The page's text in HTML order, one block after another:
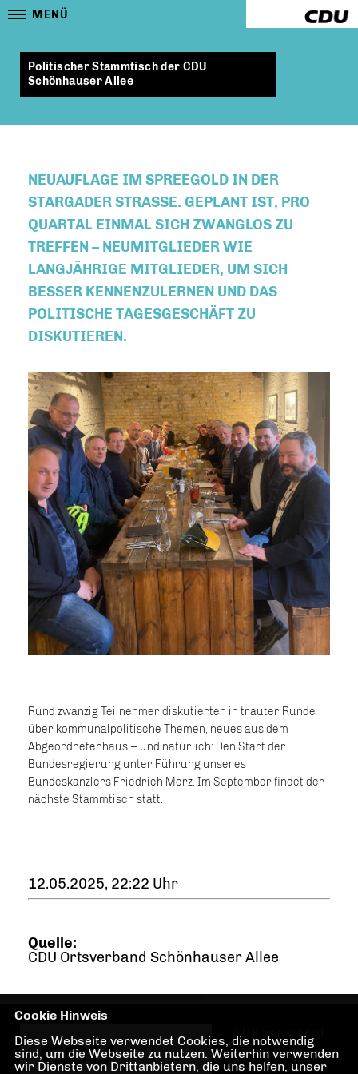
MENÜ
Politischer Stammtisch der CDU
Schönhauser Allee
NEUAUFLAGE IM SPREEGOLD IN DER
STARGADER STRASSE. GEPLANT IST, PRO Q
UARTAL EINMAL SICH ZWANGLOS ZU T
REFFEN – NEUMITGLIEDER WIE L
ANGJÄHRIGE MITGLIEDER, UM SICH B
ESSER KENNENZULERNEN UND DAS P
OLITISCHE TAGESGESCHÄFT ZU D
ISKUTIEREN.
Rund zwanzig Teilnehmer diskutierten in trauter Runde
über kommunalpolitische Themen, neues aus dem
Abgeordnetenhaus – und natürlich: Den Start der
Bundesregierung unter Führung unseres
Bundeskanzlers Friedrich Merz. Im September findet der
nächste Stammtisch statt.
12.05.2025, 22:22 Uhr
Quelle:
CDU Ortsverband Schönhauser Allee
Pankow in den
Stadtteilen Pankow,
Cookie Hinweis
Diese Webseite verwendet Cookies, die notwendig
sind, um die Webseite zu nutzen. Weiterhin verwenden
wir Dienste von Drittanbietern, die uns helfen, unser